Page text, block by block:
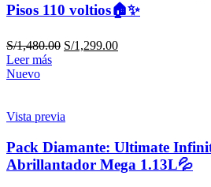
Pisos 110 voltios🏠✨
S/1,480.00 S/1,299.00
Leer más
Nuevo
Vista previa
Pack Diamante: Ultimate
Abrillantador Mega 1.13L💦